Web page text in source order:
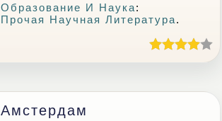
Образование И Наука:
Прочая Научная Литература.
Амстердам